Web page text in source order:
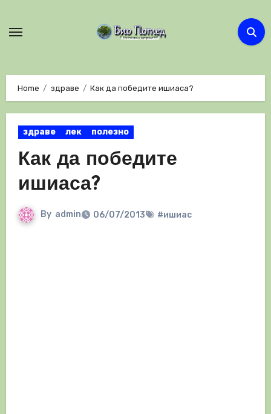
Home здраве Как да победите ишиаса?
здраве лек полезно
Как да победите
ишиаса?
By admin 06/07/2013 #ишиас